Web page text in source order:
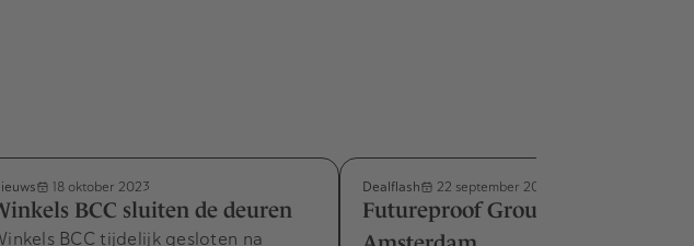
18 oktober 2023
BCC sluiten de deuren
BCC tijdelijk gesloten na
Dealflash 22 september 2023
Futureproof Group tast toe in